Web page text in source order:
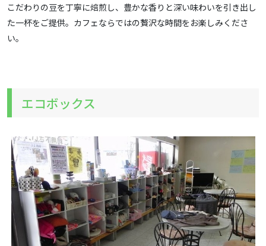
こだわりの豆を丁寧に焙煎し、豊かな香りと深い味わいを引き出し
た一杯をご提供。カフェならではの贅沢な時間をお楽しみくださ
い。
エコボックス